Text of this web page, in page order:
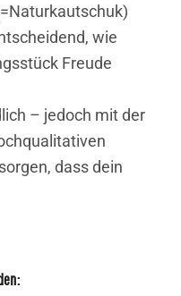
wie
Freude
– jedoch mit der
dass dein